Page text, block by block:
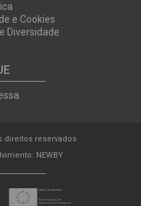
e Cookies
Diversidade
direitos reservados
NEWBY